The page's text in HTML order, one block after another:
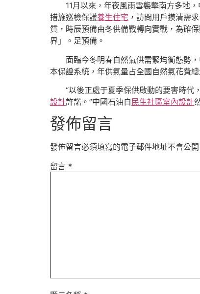
11月以來，年夜風雨雪襲擊南方多地
措施巡檢保護養生住宅 ，訪問用戶摸清需
質，時辰預備由冬供備戰轉向實戰，為確
界」。足預備。
面臨今冬明春自然氣供需緊均衡態勢
本保證系統，年供氣量占全國自然氣花費
“以後正處于夏季保供啟動的要害時代
設計許諾。”中國石油自民生社區室內設計
發佈留言
發佈留言必須填寫的電子郵件地址不會公開
留言 *